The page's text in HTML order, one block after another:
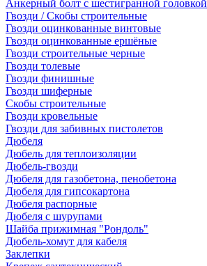
Анкерный болт с шестигранной головкой
Гвозди / Скобы строительные
Гвозди оцинкованные винтовые
Гвозди оцинкованные ершёные
Гвозди строительные черные
Гвозди толевые
Гвозди финишные
Гвозди шиферные
Скобы строительные
Гвозди кровельные
Гвозди для забивных пистолетов
Дюбеля
Дюбель для теплоизоляции
Дюбель-гвозди
Дюбеля для газобетона, пенобетона
Дюбеля для гипсокартона
Дюбеля распорные
Дюбеля с шурупами
Шайба прижимная "Рондоль"
Дюбель-хомут для кабеля
Заклепки